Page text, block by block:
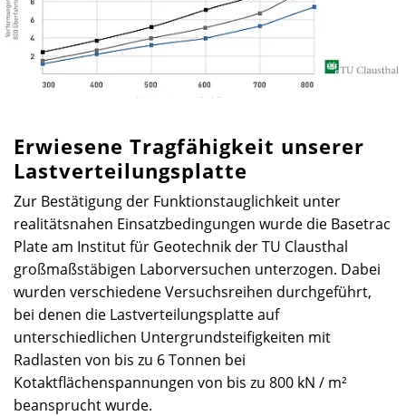
Erwiesene Tragfähigkeit unserer
Lastverteilungsplatte
Zur Bestätigung der Funktionstauglichkeit unter
realitätsnahen Einsatzbedingungen wurde die Basetrac
Plate am Institut für Geotechnik der TU Clausthal
großmaßstäbigen Laborversuchen unterzogen. Dabei
wurden verschiedene Versuchsreihen durchgeführt,
bei denen die Lastverteilungsplatte auf
unterschiedlichen Untergrundsteifigkeiten mit
Radlasten von bis zu 6 Tonnen bei
Kotaktflächenspannungen von bis zu 800 kN / m²
beansprucht wurde.